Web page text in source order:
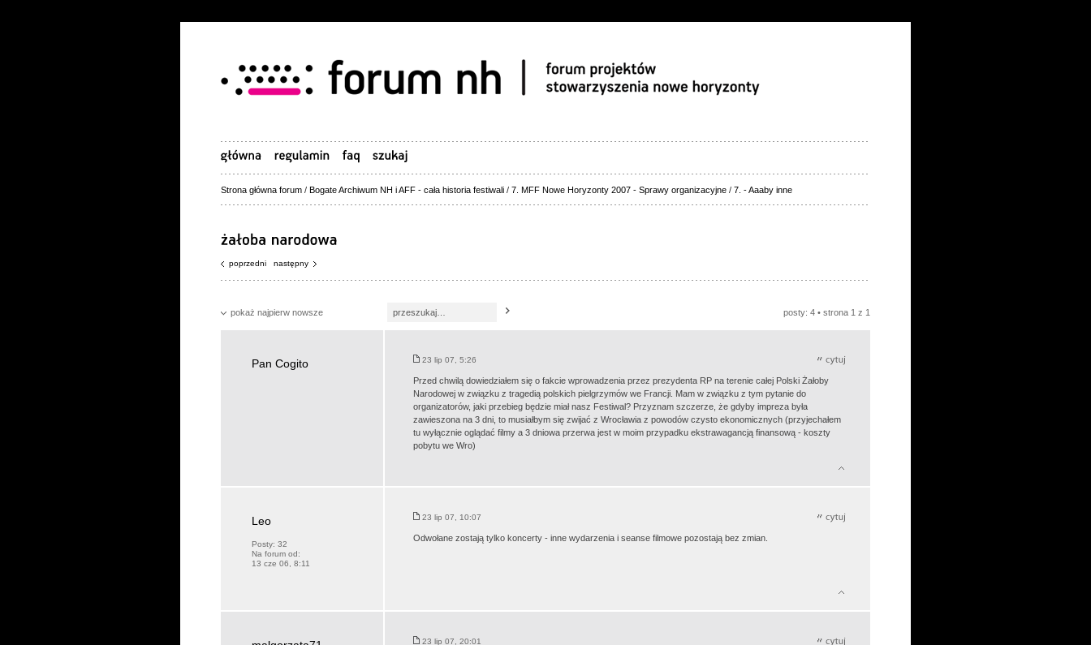
Strona główna forum / Bogate Archiwum NH i AFF - cała historia festiwali / 7. MFF Nowe Horyzonty 2007 - Sprawy organizacyjne / 7. - Aaaby inne
poprzedni następny
pokaż najpierw nowsze posty: 4 • strona 1 z 1
Pan Cogito 23 lip 07, 5:26
Przed chwilą dowiedziałem się o fakcie wprowadzenia przez prezydenta RP na terenie całej Polski Żałoby
Narodowej w związku z tragedią polskich pielgrzymów we Francji. Mam w związku z tym pytanie do
organizatorów, jaki przebieg będzie miał nasz Festiwal? Przyznam szczerze, że gdyby impreza była
zawieszona na 3 dni, to musiałbym się zwijać z Wrocławia z powodów czysto ekonomicznych (przyjechałem
tu wyłącznie oglądać filmy a 3 dniowa przerwa jest w moim przypadku ekstrawagancją finansową - koszty
pobytu we Wro)
Leo
Posty: 32
Na forum od:
13 cze 06, 8:11
23 lip 07, 10:07
Odwołane zostają tylko koncerty - inne wydarzenia i seanse filmowe pozostają bez zmian.
23 lip 07, 20:01